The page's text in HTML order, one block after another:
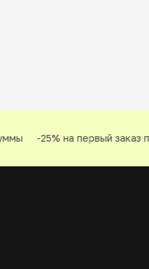
-25% на первый заказ